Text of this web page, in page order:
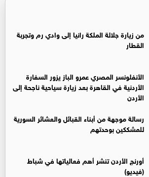
من زيارة جلالة الملكة رانيا إلى وادي رم وتجربة
القطار
الأنفلونسر المصري عمرو الباز يزور السفارة
الأردنية في القاهرة بعد زيارة سياحية ناجحة إلى
الأردن
رسالة موجهة من أبناء القبائل والعشائر السورية
للمشككين بوحدتهم
أورنج الأردن تنشر أهم فعالياتها في شباط
(فيديو)